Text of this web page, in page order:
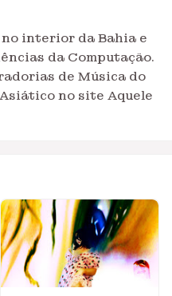
interior da Bahia e
da Computação.
de Música do
no site Aquele